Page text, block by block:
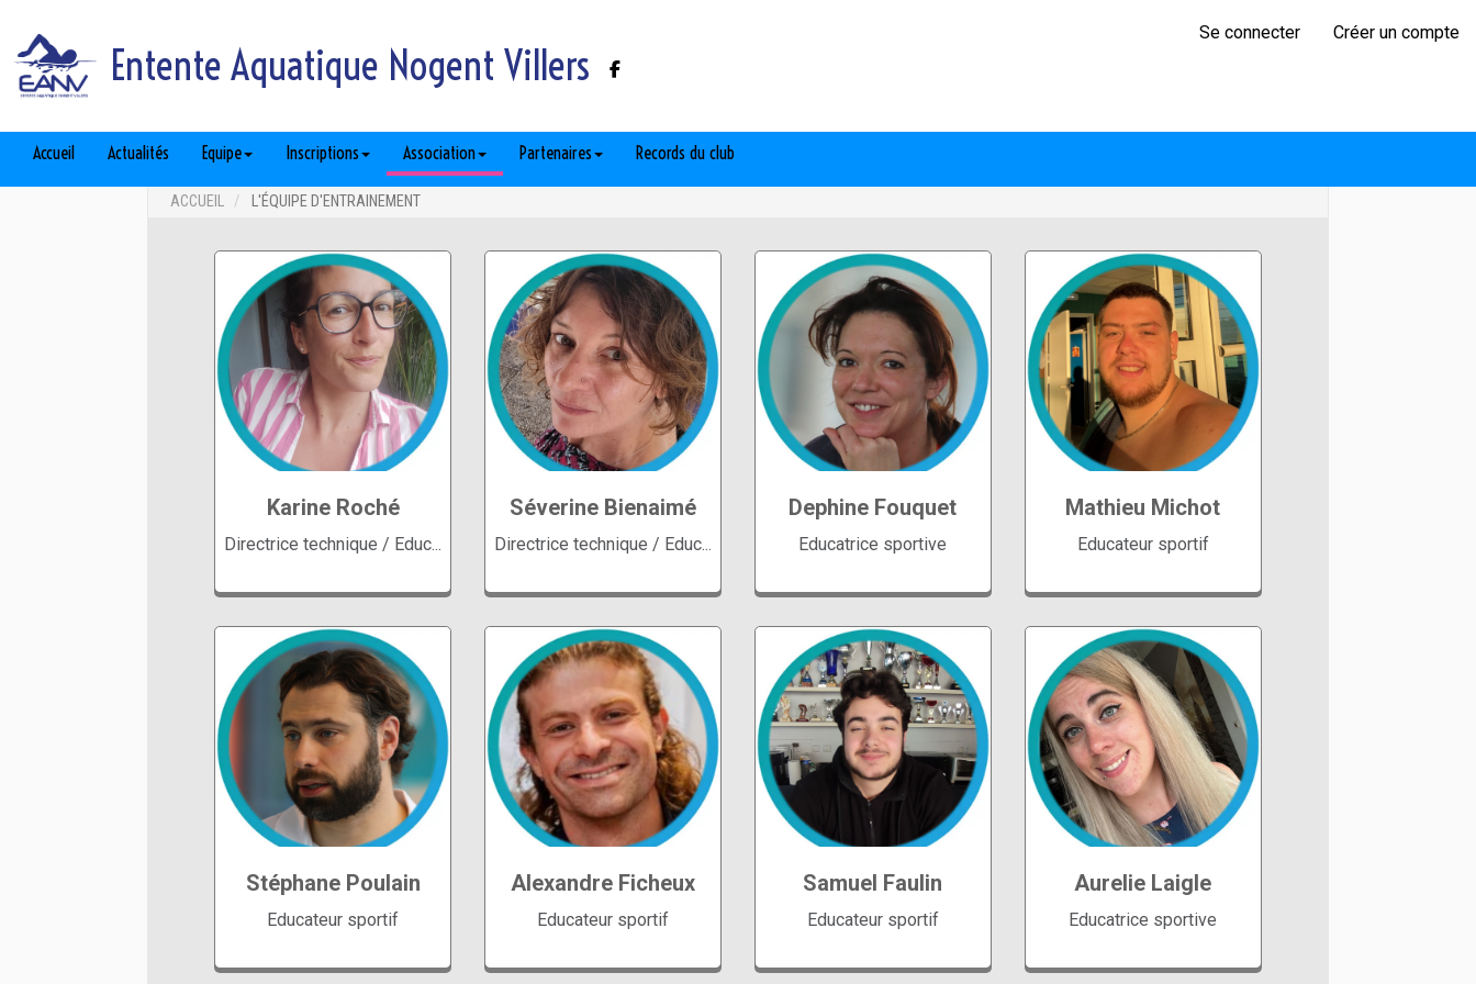
Entente Aquatique Nogent Villers
Se connecter Créer un compte
Accueil Actualités Equipe Inscriptions Association Partenaires Records du club
ACCUEIL L'ÉQUIPE D'ENTRAINEMENT
Karine Roché
Directrice technique / Educ...
GroupesJardin Aquatique
Compétition
Séverine Bienaimé
Directrice technique / Educ...
GroupesJardin Aquatique
Aquagym
Dephine Fouquet
Educatrice sportive
Groupes Jardin
Aquatique Ecole de
Natation
Aquagym
Mathieu Michot
Educateur sportif
Groupes Jardin
Aquatique Ecole de
natation Aquagym
Adultes
Stéphane Poulain
Educateur sportif
Alexandre Ficheux
Educateur sportif
Samuel Faulin
Educateur sportif
Aurelie Laigle
Educatrice sportive